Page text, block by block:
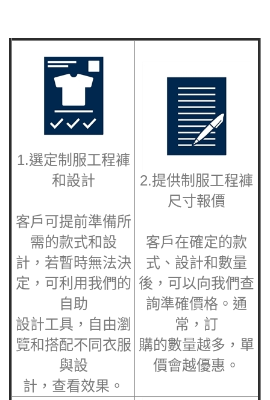
1.選定制服工程褲
和設計
客戶可提前準備所
需的款式和設
計，若暫時無法決
定，可利用我們的
自助
設計工具，自由瀏
覽和搭配不同衣服
與設
計，查看效果。
2.提供制服工程褲
尺寸報價
客戶在確定的款
式、設計和數量
後，可以向我們查
詢準確價格。通
常，訂
購的數量越多，單
價會越優惠。